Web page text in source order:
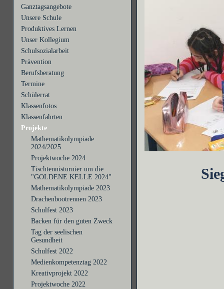
Ganztagsangebote
Unsere Schule
Produktives Lernen
Unser Kollegium
Schulsozialarbeit
Prävention
Berufsberatung
Termine
Schülerrat
Klassenfotos
Klassenfahrten
Projekte
Mathematikolympiade
2024/2025
Projektwoche 2024
Tischtennisturnier um die
"GOLDENE KELLE 2024"
Mathematikolympiade 2023
Drachenbootrennen 2023
Schulfest 2023
Backen für den guten Zweck
Tag der seelischen
Gesundheit
Schulfest 2022
Medienkompetenztag 2022
Kreativprojekt 2022
Projektwoche 2022